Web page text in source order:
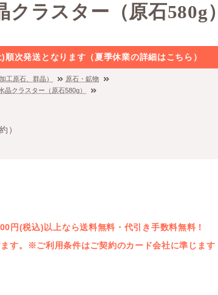
ラスター（原石580g）
次発送となります（夏季休業の詳細はこちら）
工原石、群晶）
原石・鉱物
クラスター（原石580g）
）
円(税込)以上なら送料無料・代引き手数料無料！
す。※ご利用条件はご契約のカード会社に準じます